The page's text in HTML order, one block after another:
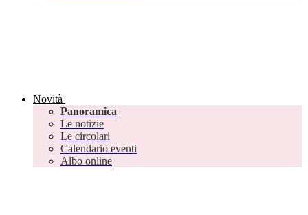
Novità
Panoramica
Le notizie
Le circolari
Calendario eventi
Albo online